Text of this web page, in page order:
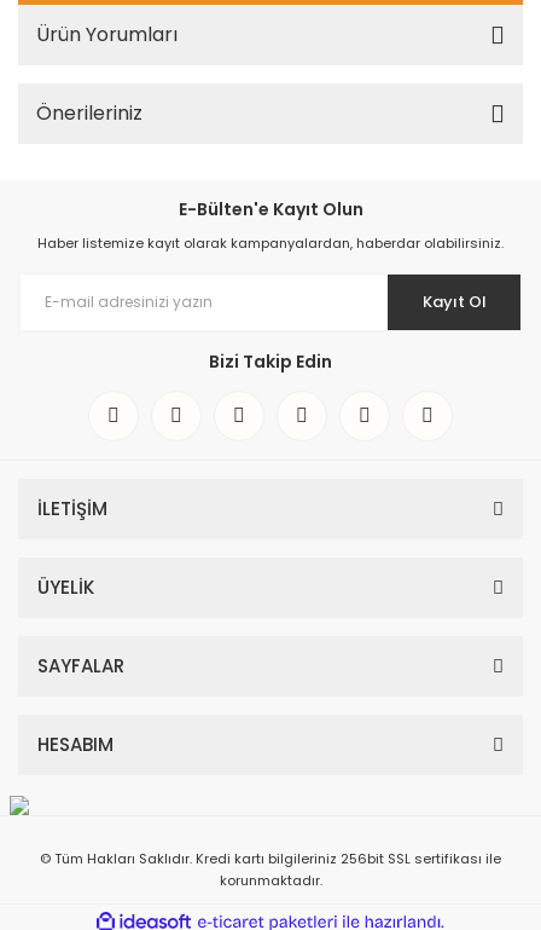
Ürün Yorumları
Önerileriniz
E-Bülten'e Kayıt Olun
Haber listemize kayıt olarak kampanyalardan, haberdar olabilirsiniz.
Kayıt Ol
Bizi Takip Edin
İLETİŞİM
ÜYELİK
SAYFALAR
HESABIM
© Tüm Hakları Saklıdır. Kredi kartı bilgileriniz 256bit SSL sertifikası ile
korunmaktadır.
ideasoft e-